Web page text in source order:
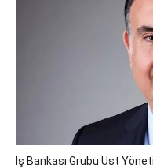
İş Bankası Grubu Üst